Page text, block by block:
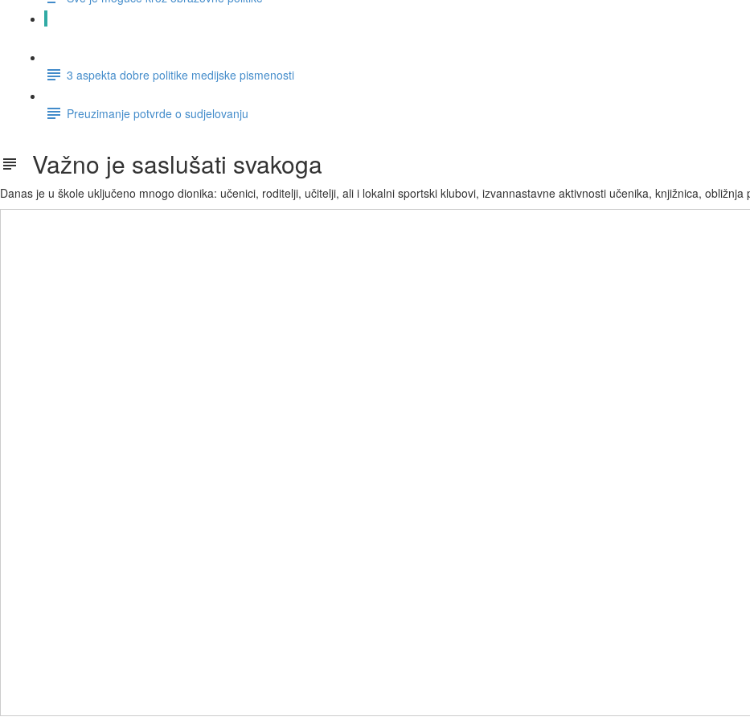
3 aspekta dobre politike medijske pismenosti
Preuzimanje potvrde o sudjelovanju
Važno je saslušati svakoga
Danas je u škole uključeno mnogo dionika: učenici, roditelji, učitelji, ali i lokalni sportski klubovi, izvannastavne aktivnosti učenika, knjižnica,